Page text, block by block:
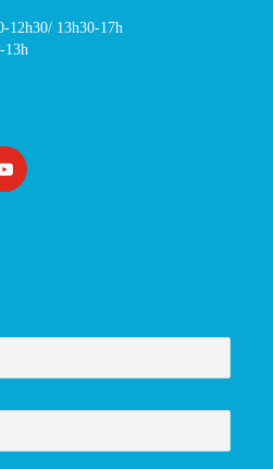
12h30/ 13h30-17h
13h